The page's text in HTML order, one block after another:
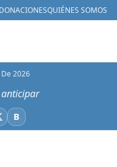
DONACIONESQUIÉNES SOMOS
2026
BBluesky